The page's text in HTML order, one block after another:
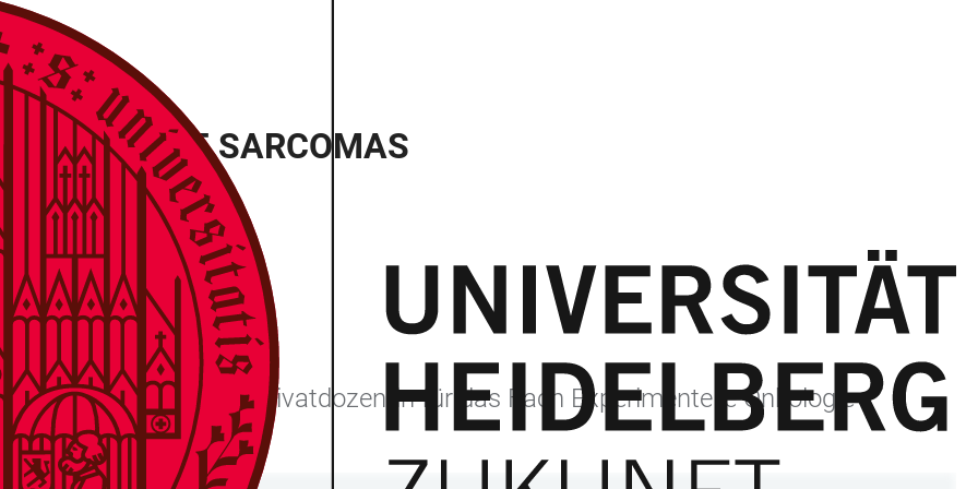
OF SARCOMAS
Fakultät Heidelberg
Cidre Aranaz als Privatdozentin für das Fach Experimentelle Onkologie